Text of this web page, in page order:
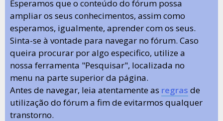
Esperamos que o conteúdo do fórum possa
ampliar os seus conhecimentos, assim como
esperamos, igualmente, aprender com os seus.
Sinta-se à vontade para navegar no fórum. Caso
queira procurar por algo especifico, utilize a
nossa ferramenta "Pesquisar", localizada no
menu na parte superior da página.
Antes de navegar, leia atentamente as regras de
utilização do fórum a fim de evitarmos qualquer
transtorno.